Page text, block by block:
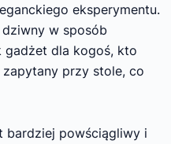
eksperymentu.
w sposób
gadżet dla kogoś, kto
przy stole, co
bardziej powściągliwy i